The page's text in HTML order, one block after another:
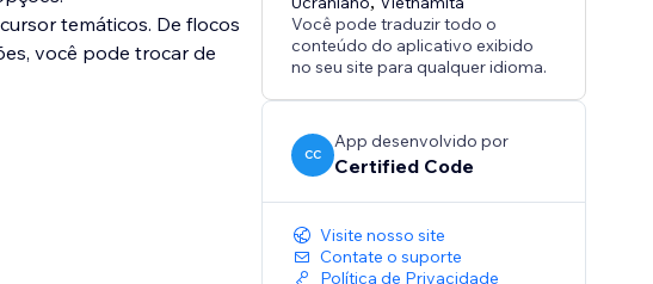
temáticos. De flocos
você pode trocar de
Você pode traduzir todo o
conteúdo do aplicativo exibido
no seu site para qualquer idioma.
CC
App desenvolvido por
Certified Code
Visite nosso site
Contate o suporte
Política de Privacidade